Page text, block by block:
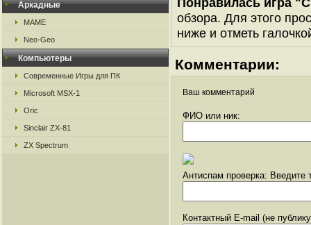
Аркадные
MAME
Neo-Geo
Компьютеры
Современные Игры для ПК
Microsoft MSX-1
Oric
Sinclair ZX-81
ZX Spectrum
обзора. Для этого
ниже и отметь
Комментарии:
Ваш комментарий
ФИО или ник:
Антиспам проверка: Введите
Контактный E-mail (не